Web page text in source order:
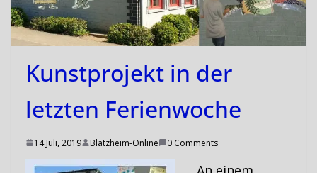
Kunstprojekt in der
letzten Ferienwoche
14 Juli, 2019 Blatzheim-Online 0 Comments